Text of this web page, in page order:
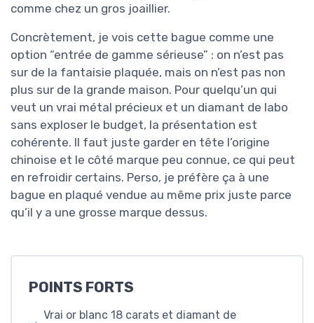
comme chez un gros joaillier.
Concrètement, je vois cette bague comme une
option “entrée de gamme sérieuse” : on n’est pas
sur de la fantaisie plaquée, mais on n’est pas non
plus sur de la grande maison. Pour quelqu’un qui
veut un vrai métal précieux et un diamant de labo
sans exploser le budget, la présentation est
cohérente. Il faut juste garder en tête l’origine
chinoise et le côté marque peu connue, ce qui peut
en refroidir certains. Perso, je préfère ça à une
bague en plaqué vendue au même prix juste parce
qu’il y a une grosse marque dessus.
POINTS FORTS
Vrai or blanc 18 carats et diamant de